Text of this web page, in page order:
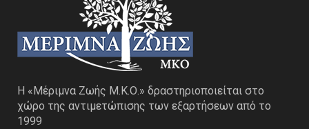
Η «Μέριμνα Ζωής Μ.Κ.Ο.» δραστηριοποιείται στο
χώρο της αντιμετώπισης των εξαρτήσεων από το
1999